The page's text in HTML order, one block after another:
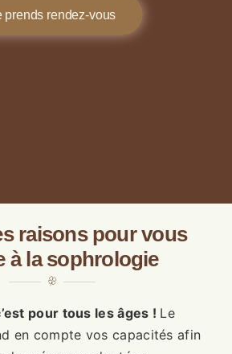
prends rendez-vous
raisons pour vous
à la sophrologie
pour tous les âges ! Le
en compte vos capacités afin